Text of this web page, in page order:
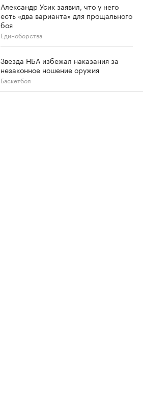
Александр Усик заявил, что у него
есть «два варианта» для прощального
боя
Единоборства
Звезда НБА избежал наказания за
незаконное ношение оружия
Баскетбол